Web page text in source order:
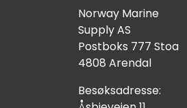
Norway Marine
Supply AS
Postboks 777 Stoa
4808 Arendal
Besøksadresse: